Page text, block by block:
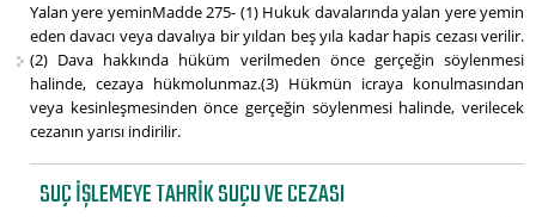
Yalan yere yeminMadde 275- (1) Hukuk davalarında yalan yere yemin
eden davacı veya davalıya bir yıldan beş yıla kadar hapis cezası verilir.
(2) Dava hakkında hüküm verilmeden önce gerçeğin söylenmesi
halinde, cezaya hükmolunmaz.(3) Hükmün icraya konulmasından
veya kesinleşmesinden önce gerçeğin söylenmesi halinde, verilecek
cezanın yarısı indirilir.
SUÇ IŞLEMEYE TAHRIK SUÇU VE CEZASI